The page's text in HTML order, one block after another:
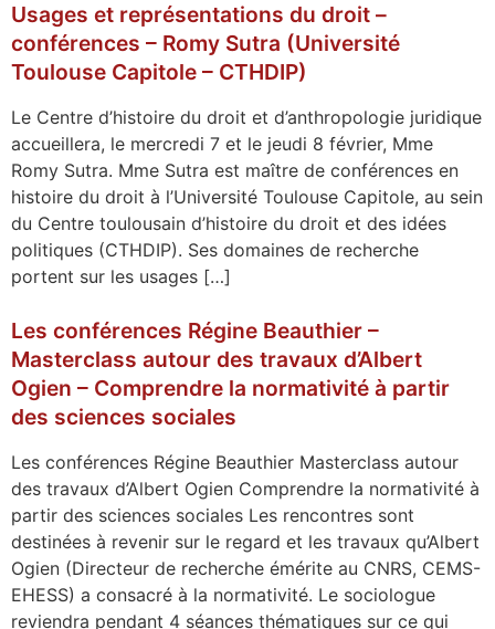
Usages et représentations du droit –
conférences – Romy Sutra (Université
Toulouse Capitole – CTHDIP)
Le Centre d’histoire du droit et d’anthropologie juridique
accueillera, le mercredi 7 et le jeudi 8 février, Mme
Romy Sutra. Mme Sutra est maître de conférences en
histoire du droit à l’Université Toulouse Capitole, au sein
du Centre toulousain d’histoire du droit et des idées
politiques (CTHDIP). Ses domaines de recherche
portent sur les usages […]
Les conférences Régine Beauthier –
Masterclass autour des travaux d’Albert
Ogien – Comprendre la normativité à partir
des sciences sociales
Les conférences Régine Beauthier Masterclass autour
des travaux d’Albert Ogien Comprendre la normativité à
partir des sciences sociales Les rencontres sont
destinées à revenir sur le regard et les travaux qu’Albert
Ogien (Directeur de recherche émérite au CNRS, CEMS-
EHESS) a consacré à la normativité. Le sociologue
reviendra pendant 4 séances thématiques sur ce qui